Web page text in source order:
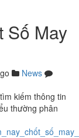
Số May
News
kiếm thông tin
thường phân